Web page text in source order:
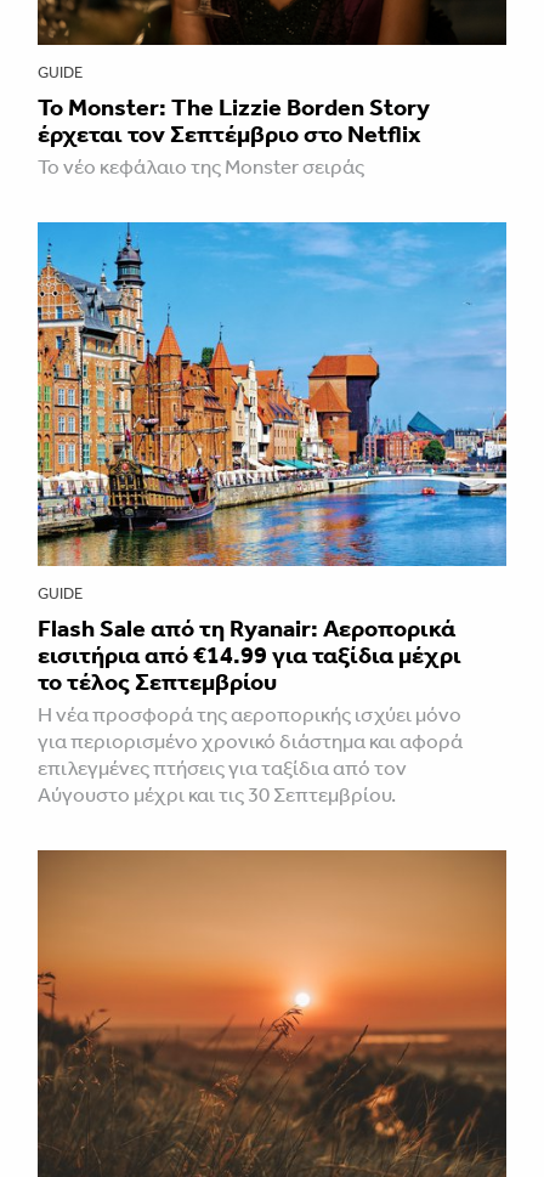
GUIDE
Το Monster: The Lizzie Borden Story
έρχεται τον Σεπτέμβριο στο Netflix
Το νέο κεφάλαιο της Monster σειράς
GUIDE
Flash Sale από τη Ryanair: Αεροπορικά
εισιτήρια από €14.99 για ταξίδια μέχρι
το τέλος Σεπτεμβρίου
Η νέα προσφορά της αεροπορικής ισχύει μόνο
για περιορισμένο χρονικό διάστημα και αφορά
επιλεγμένες πτήσεις για ταξίδια από τον
Αύγουστο μέχρι και τις 30 Σεπτεμβρίου.